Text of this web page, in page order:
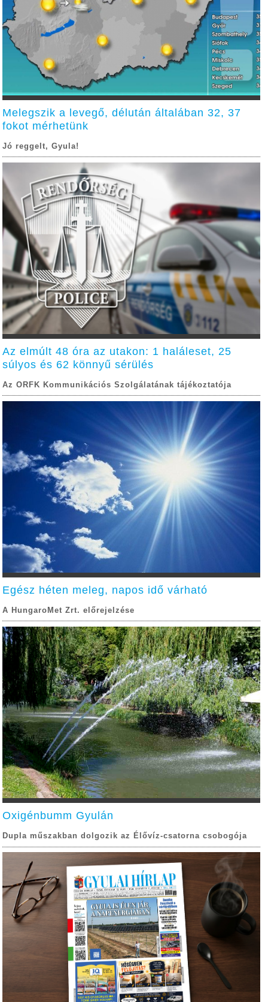
Melegszik a levegő, délután általában 32, 37
fokot mérhetünk
Jó reggelt, Gyula!
Az elmúlt 48 óra az utakon: 1 haláleset, 25
súlyos és 62 könnyű sérülés
Az ORFK Kommunikációs Szolgálatának tájékoztatója
Egész héten meleg, napos idő várható
A HungaroMet Zrt. előrejelzése
Oxigénbumm Gyulán
Dupla műszakban dolgozik az Élővíz-csatorna csobogója